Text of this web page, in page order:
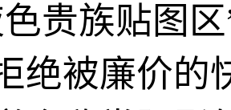
贵族贴图
绝被廉价的